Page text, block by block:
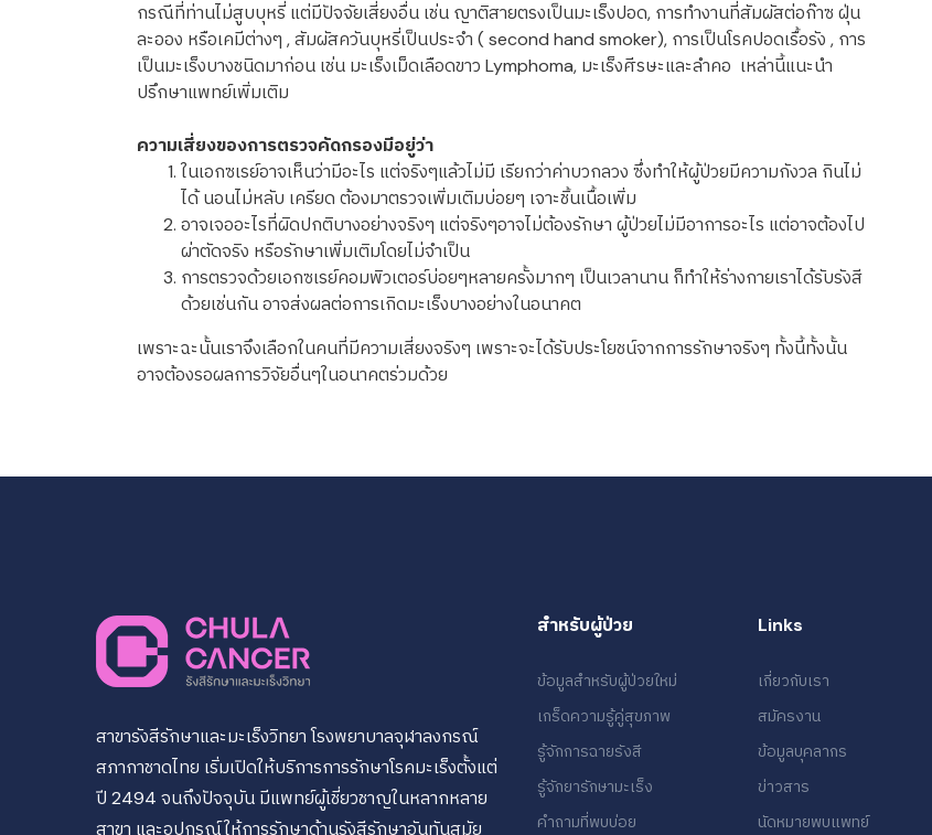
กรณีที่ท่านไม่สูบบุหรี่ แต่มีปัจจัยเสี่ยงอื่น เช่น ญาติสายตรงเป็นมะเร็งปอด, การทำงานที่สัมผัสต่อก๊าซ ฝุ่น
ละออง หรือเคมีต่างๆ , สัมผัสควันบุหรี่เป็นประจำ ( second hand smoker), การเป็นโรคปอดเรื้อรัง , การ
เป็นมะเร็งบางชนิดมาก่อน เช่น มะเร็งเม็ดเลือดขาว Lymphoma, มะเร็งศีรษะและลำคอ เหล่านี้แนะนำ
ปรึกษาแพทย์เพิ่มเติม
ความเสี่ยงของการตรวจคัดกรองมีอยู่ว่า
ในเอกซเรย์อาจเห็นว่ามีอะไร แต่จริงๆแล้วไม่มี เรียกว่าค่าบวกลวง ซึ่งทำให้ผู้ป่วยมีความกังวล กินไม่
ได้ นอนไม่หลับ เครียด ต้องมาตรวจเพิ่มเติมบ่อยๆ เจาะชิ้นเนื้อเพิ่ม
อาจเจออะไรที่ผิดปกติบางอย่างจริงๆ แต่จริงๆอาจไม่ต้องรักษา ผู้ป่วยไม่มีอาการอะไร แต่อาจต้องไป
ผ่าตัดจริง หรือรักษาเพิ่มเติมโดยไม่จำเป็น
การตรวจด้วยเอกซเรย์คอมพิวเตอร์บ่อยๆหลายครั้งมากๆ เป็นเวลานาน ก็ทำให้ร่างกายเราได้รับรังสี
ด้วยเช่นกัน อาจส่งผลต่อการเกิดมะเร็งบางอย่างในอนาคต
เพราะฉะนั้นเราจึงเลือกในคนที่มีความเสี่ยงจริงๆ เพราะจะได้รับประโยชน์จากการรักษาจริงๆ ทั้งนี้ทั้งนั้น
อาจต้องรอผลการวิจัยอื่นๆในอนาคตร่วมด้วย
สาขารังสีรักษาและมะเร็งวิทยา โรงพยาบาลจุฬาลงกรณ์
สภากาชาดไทย เริ่มเปิดให้บริการการรักษาโรคมะเร็งตั้งแต่
ปี 2494 จนถึงปัจจุบัน มีแพทย์ผู้เชี่ยวชาญในหลากหลาย
สาขา และอุปกรณ์ให้การรักษาด้านรังสีรักษาอันทันสมัย
สำหรับผู้ป่วย
ข้อมูลสำหรับผู้ป่วยใหม่
เกร็ดความรู้คู่สุขภาพ
รู้จักการฉายรังสี
รู้จักยารักษามะเร็ง
คำถามที่พบบ่อย
Links
เกี่ยวกับเรา
สมัครงาน
ข้อมูลบุคลากร
ข่าวสาร
นัดหมายพบแพทย์